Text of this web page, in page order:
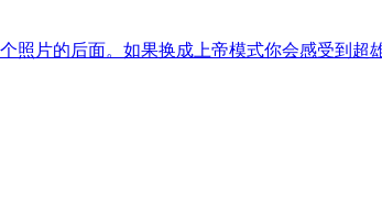
片的后面。如果换成上帝模式你会感受到超